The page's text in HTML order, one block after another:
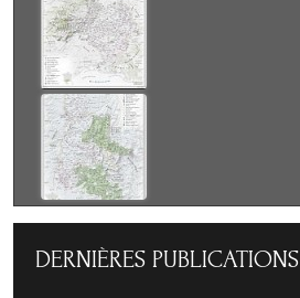
DERNIÈRES PUBLICATIONS